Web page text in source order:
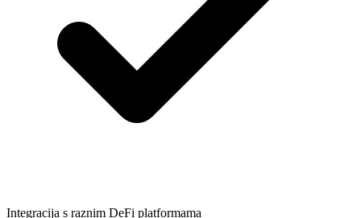
Integracija s raznim DeFi platformama